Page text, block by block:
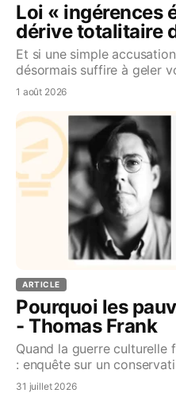
Loi « ingérences
dérive totalitaire
tous les Français
Et si une simple
désormais suffire à geler
décision d'un juge ?...Source
1 août 2026
ARTICLE
Pourquoi les
- Thomas Frank
Quand la guerre culturelle
: enquête sur un
contre ses intérêts...Source
31 juillet 2026